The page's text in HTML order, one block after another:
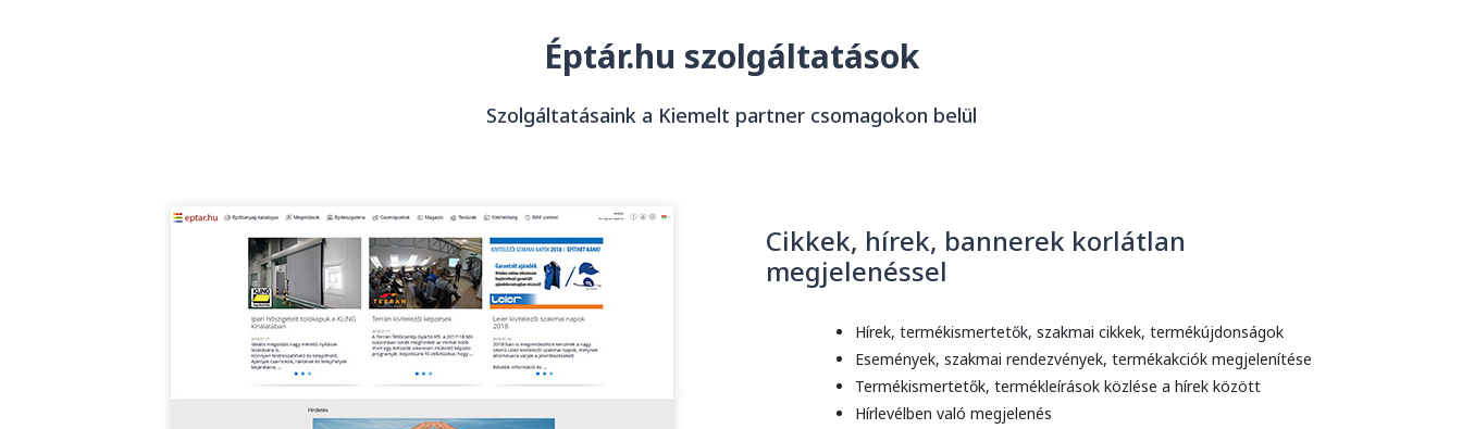
Éptár.hu szolgáltatások
Szolgáltatásaink a Kiemelt partner csomagokon belül
Cikkek, hírek, bannerek korlátlan
megjelenéssel
Hírek, termékismertetők, szakmai cikkek, termékújdonságok
Események, szakmai rendezvények, termékakciók megjelenítése
Termékismertetők, termékleírások közlése a hírek között
Hírlevélben való megjelenés